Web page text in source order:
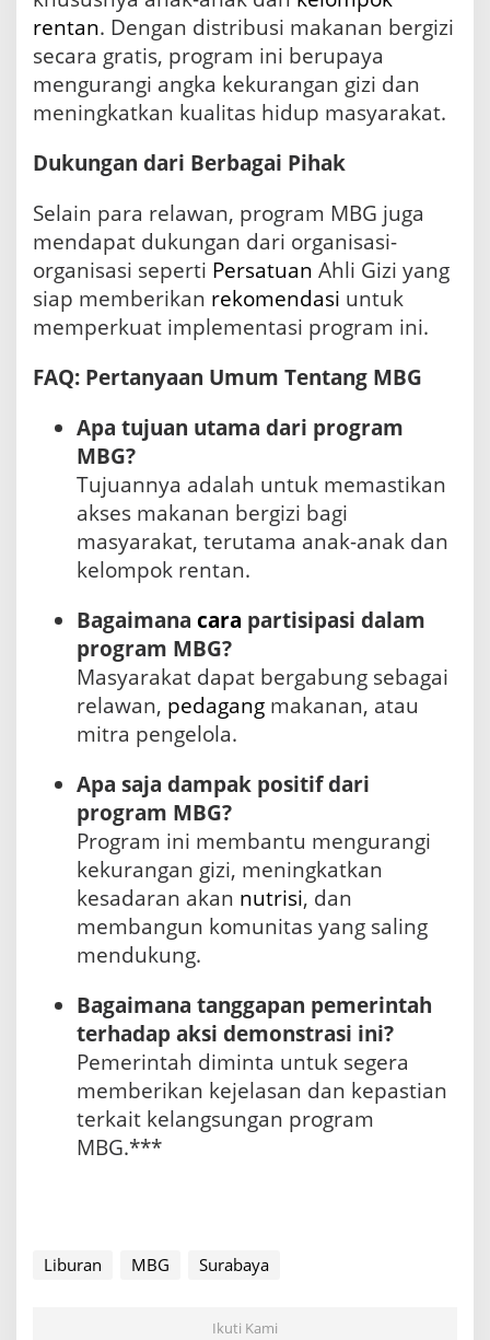
rentan. Dengan distribusi makanan bergizi
secara gratis, program ini berupaya
mengurangi angka kekurangan gizi dan
meningkatkan kualitas hidup masyarakat.
Dukungan dari Berbagai Pihak
Selain para relawan, program MBG juga
mendapat dukungan dari organisasi-
organisasi seperti Persatuan Ahli Gizi yang
siap memberikan rekomendasi untuk
memperkuat implementasi program ini.
FAQ: Pertanyaan Umum Tentang MBG
Apa tujuan utama dari program
MBG?
Tujuannya adalah untuk memastikan
akses makanan bergizi bagi
masyarakat, terutama anak-anak dan
kelompok rentan.
Bagaimana cara partisipasi dalam
program MBG?
Masyarakat dapat bergabung sebagai
relawan, pedagang makanan, atau
mitra pengelola.
Apa saja dampak positif dari
program MBG?
Program ini membantu mengurangi
kekurangan gizi, meningkatkan
kesadaran akan nutrisi, dan
membangun komunitas yang saling
mendukung.
Bagaimana tanggapan pemerintah
terhadap aksi demonstrasi ini?
Pemerintah diminta untuk segera
memberikan kejelasan dan kepastian
terkait kelangsungan program
MBG.***
Liburan MBG Surabaya
Ikuti Kami